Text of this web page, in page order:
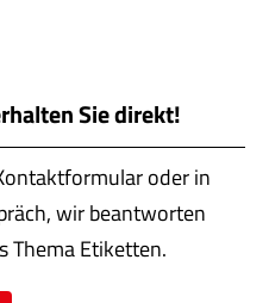
Sie direkt!
oder in
wir beantworten
Thema Etiketten.